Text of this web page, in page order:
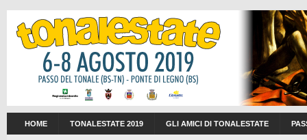
HOME TONALESTATE 2019 GLI AMICI DI TONALESTATE